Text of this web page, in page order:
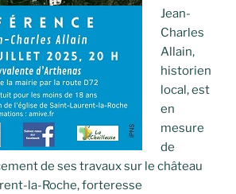
Jean-
Charles
Allain,
historien
local, est
en
mesure
de
de ses travaux sur le château
la-Roche, forteresse